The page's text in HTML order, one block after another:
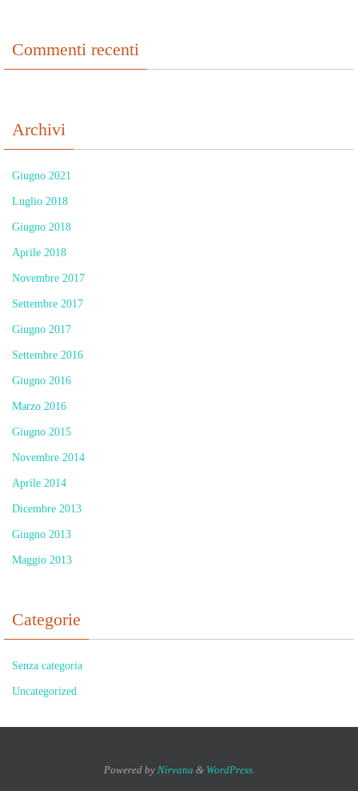
Commenti recenti
Archivi
Giugno 2021
Luglio 2018
Giugno 2018
Aprile 2018
Novembre 2017
Settembre 2017
Giugno 2017
Settembre 2016
Giugno 2016
Marzo 2016
Giugno 2015
Novembre 2014
Aprile 2014
Dicembre 2013
Giugno 2013
Maggio 2013
Categorie
Senza categoria
Uncategorized
Powered by Nirvana & WordPress.